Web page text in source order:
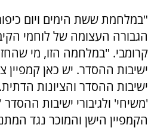
"במלחמת ששת הימים ויום
הגבורה העצומה של לוחמי
קרומבי. "במלחמה הזו, מי
ישיבות ההסדר. יש כאן קמפיין
ישיבות ההסדר והציונות
'משיחי' ולגיבורי ישיבות
הקמפיין הישן והמוכר נגד